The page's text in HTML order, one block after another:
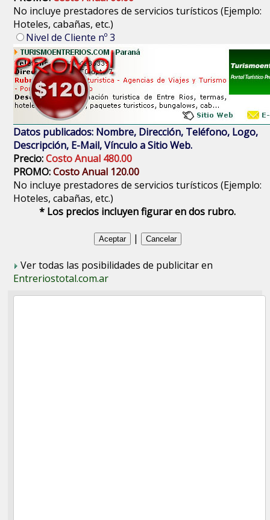
No incluye prestadores de servicios turísticos (Ejemplo:
Hoteles, cabañas, etc.)
Nivel de Cliente nº 3
Datos publicados: Nombre, Dirección, Teléfono, Logo,
Descripción, E-Mail, Vínculo a Sitio Web.
Precio:Costo Anual 480.00
PROMO:Costo Anual 120.00
No incluye prestadores de servicios turísticos (Ejemplo:
Hoteles, cabañas, etc.)
* Los precios incluyen figurar en dos rubro.
|
Ver todas las posibilidades de publicitar en
Entreriostotal.com.ar